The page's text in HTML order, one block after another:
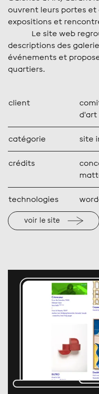
ouvrent leurs portes
expositions et
Le site web
descriptions des
événements et
quartiers.
client
d'art
catégorie site
crédits
technologies
voir le site